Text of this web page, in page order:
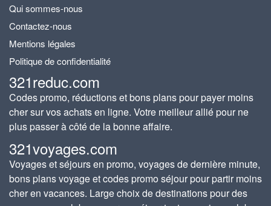
Qui sommes-nous
Contactez-nous
Mentions légales
Politique de confidentialité
321reduc.com
Codes promo, réductions et bons plans pour payer moins
cher sur vos achats en ligne. Votre meilleur allié pour ne
plus passer à côté de la bonne affaire.
321voyages.com
Voyages et séjours en promo, voyages de dernière minute,
bons plans voyage et codes promo séjour pour partir moins
cher en vacances. Large choix de destinations pour des